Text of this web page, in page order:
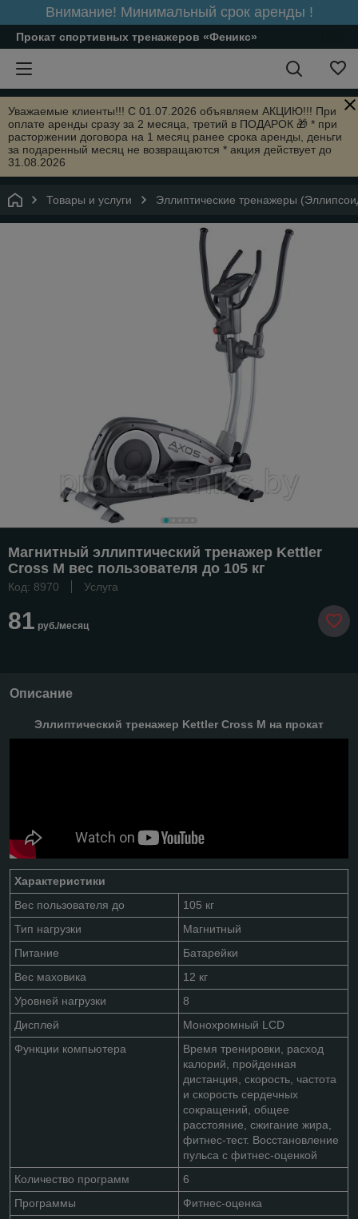
Внимание! Минимальный срок аренды !
Прокат спортивных тренажеров «Феникс»
Уважаемые клиенты!!! С 01.07.2026 объявляем АКЦИЮ!!! При
оплате аренды сразу за 2 месяца, третий в ПОДАРОК 🎁 * при
расторжении договора на 1 месяц ранее срока аренды, деньги
за подаренный месяц не возвращаются * акция действует до
31.08.2026
Товары и услуги Эллиптические тренажеры
Магнитный эллиптический тренажер Kettler
Cross M вес пользователя до 105 кг
Код: 8970 Услуга
81 руб./месяц
Описание
Эллиптический тренажер Kettler Cross M на прокат
Характеристики
Вес пользователя до
105 кг
Тип нагрузки
Магнитный
Питание
Батарейки
Вес маховика
12 кг
Уровней нагрузки
8
Дисплей
Монохромный LCD
Функции компьютера
Время тренировки, расход
калорий, пройденная
дистанция, скорость, частота
и скорость сердечных
сокращений, общее
расстояние, сжигание жира,
фитнес-тест. Восстановление
пульса с фитнес-оценкой
Количество программ
6
Программы
Фитнес-оценка